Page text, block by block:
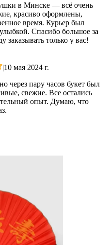
в Минске — всё очень
красиво оформлены,
время. Курьер был
Спасибо большое за
заказывать только у вас!
|10 мая 2024 г.
через пару часов букет был
свежие. Все остались
опыт. Думаю, что